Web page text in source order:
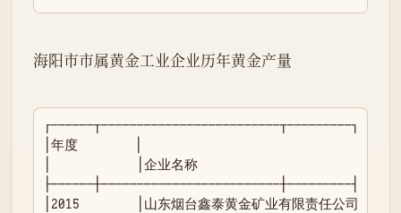
海阳市市属黄金工业企业历年黄金产量
┌──────┬─────────────────────────┬─────────┐
│年度        │
│            │企业名称
├──────┼─────────────────────────┼─────────┤
│2015        │山东烟台鑫泰黄金矿业有限责任